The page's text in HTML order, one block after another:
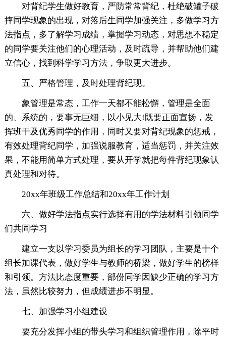
对背纪学生做好教育，严防常常背纪，杜绝破罐子破
摔同学现象的出现，对落后生同学加强关注，多做学习方
法指点，多了解学习成绩，掌握学习动态，对思想不稳定
的同学要关注他们的心理活动，及时疏导，并帮助他们建
立信心，找到科学学习方法，争取更大进步。
五、严格管理，及时处理背纪现。
象管理是常态，工作一天都不能松懈，管理是全面
的、系统的，要事无巨细，以小见大!既要正面宣扬，发
挥班干及优秀同学的作用，同时又要对背纪现象的惩戒，
有效处理背纪同学，加强说服教育，适当惩罚，并关注效
果，不能用简单方式处理，要从开学就把每件背纪现象认
真处理和对待。
20xx年班级工作总结和20xx年工作计划
六、做好学法指点实行选择有用的学法材料引领同学
们共同学习
建立一支以学习委员为组长的学习团队，主要是十个
组长加课代表，做好学生与教师的桥梁，做好学生的榜样
和引领。方法比态度重要，部份同学因缺少正确的学习方
法，虽然比较努力，但成绩进步不明显。
七、加强学习小组建设
要充分发挥小组的带头学习和组织管理作用，除平时